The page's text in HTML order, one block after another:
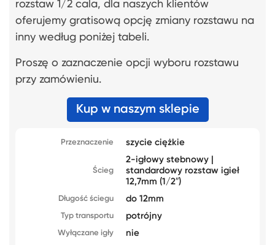
rozstaw 1/2 cala, dla naszych klientów
oferujemy gratisową opcję zmiany rozstawu na
inny według poniżej tabeli.
Proszę o zaznaczenie opcji wyboru rozstawu
przy zamówieniu.
Kup w naszym sklepie
Przeznaczenie szycie ciężkie
Ścieg
2-igłowy stebnowy |
standardowy rozstaw igieł
12,7mm (1/2″)
Długość ściegu do 12mm
Typ transportu potrójny
Wyłączane igły nie